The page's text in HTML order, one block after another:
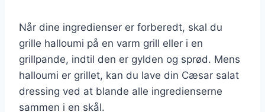
Når dine ingredienser er forberedt, skal du
grille halloumi på en varm grill eller i en
grillpande, indtil den er gylden og sprød. Mens
halloumi er grillet, kan du lave din Cæsar salat
dressing ved at blande alle ingredienserne
sammen i en skål.